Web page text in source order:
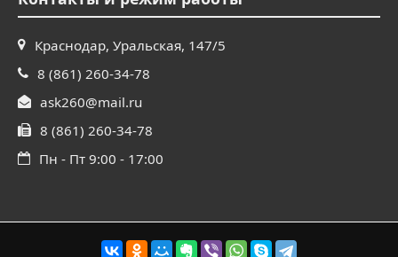
Краснодар, Уральская, 147/5
8 (861) 260-34-78
ask260@mail.ru
8 (861) 260-34-78
Пн - Пт 9:00 - 17:00